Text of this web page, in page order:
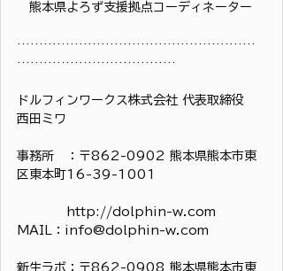
熊本県よろず支援拠点コーディネーター
………………………………………………
………………………………
ドルフィンワークス株式会社 代表取締役
西田ミワ
事務所　：〒862-0902 熊本県熊本市東
区東本町16-39-1001
http://dolphin-w.com
MAIL：info@dolphin-w.com
新生ラボ：〒862-0908 熊本県熊本市東